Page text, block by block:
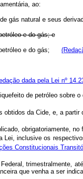
ao:
gás natural e seus
e do gás; e
petróleo e do gás;
dada pela Lei nº
de petróleo
da Cide, e, a
obrigatoriamente,
Lei, inclusive os
Constitucionais
trimestralmente,
que venha a ser